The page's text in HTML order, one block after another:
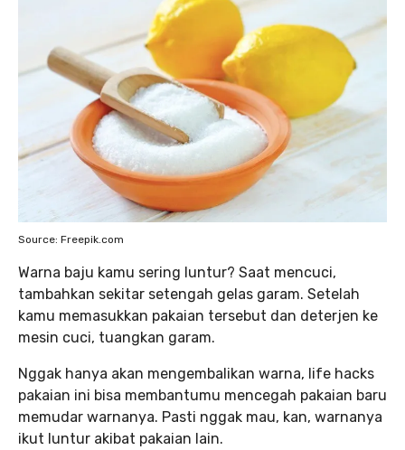
Source: Freepik.com
Warna baju kamu sering luntur? Saat mencuci,
tambahkan sekitar setengah gelas garam. Setelah
kamu memasukkan pakaian tersebut dan deterjen ke
mesin cuci, tuangkan garam.
Nggak hanya akan mengembalikan warna, life hacks
pakaian ini bisa membantumu mencegah pakaian baru
memudar warnanya. Pasti nggak mau, kan, warnanya
ikut luntur akibat pakaian lain.